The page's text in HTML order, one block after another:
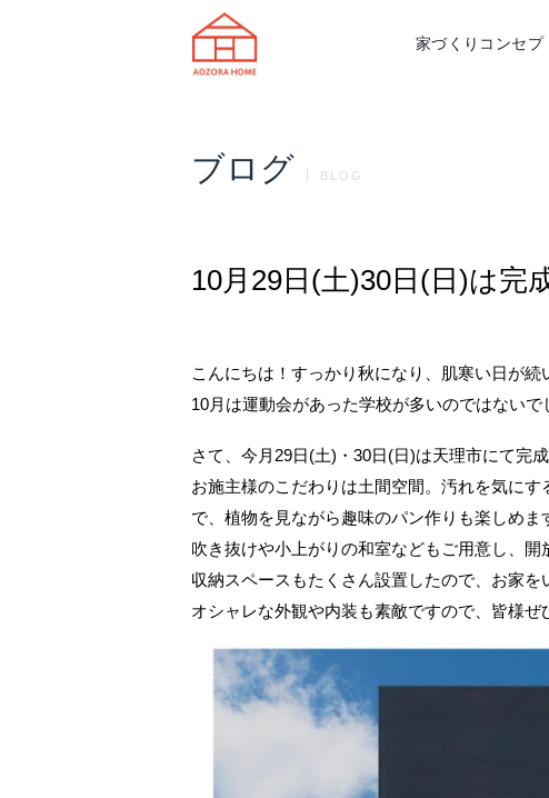
家づくりコンセプ
ブログ BLOG
10月29日(土)30日(日)は完
こんにちは！すっかり秋になり、肌寒い日が続
10月は運動会があった学校が多いのではない
さて、今月29日(土)・30日(日)は天理市にて完
お施主様のこだわりは土間空間。汚れを気に
で、植物を見ながら趣味のパン作りも楽しめま
吹き抜けや小上がりの和室などもご用意し、開
収納スペースもたくさん設置したので、お家を
オシャレな外観や内装も素敵ですので、皆様ぜ